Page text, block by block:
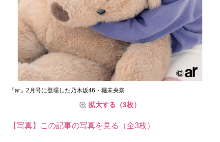
『ar』2月号に登場した乃木坂46・堀未央奈
拡大する（3枚）
【写真】この記事の写真を見る（全3枚）